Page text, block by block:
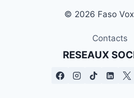
© 2026 Faso
Contacts
RESEAUX